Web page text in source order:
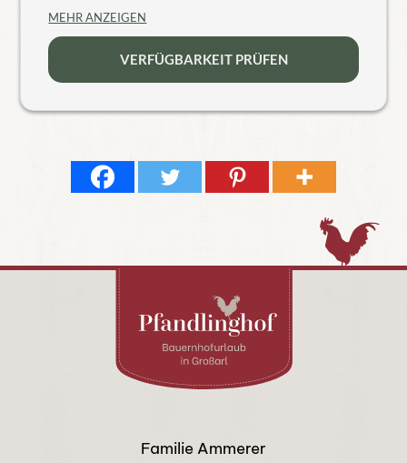
über Wiesen, Garten und Berge ist so richtig
MEHR ANZEIGEN
VERFÜGBARKEIT PRÜFEN
Familie Ammerer